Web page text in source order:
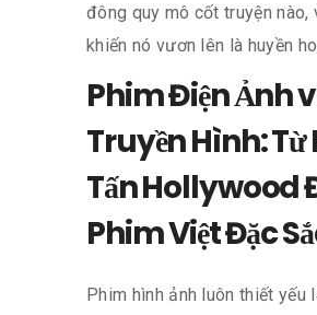
đông quy mô cốt truyện nào,
khiến nó vươn lên là huyền
Phim Điện Ảnh
Truyền Hình: Từ
Tấn Hollywood
Phim Việt Đặc
Phim hình ảnh luôn thiết yếu